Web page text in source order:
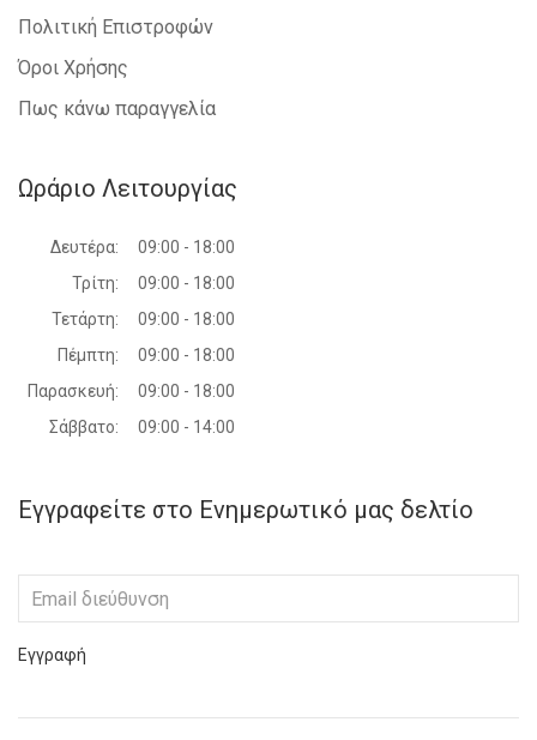
Πολιτική Επιστροφών
Όροι Χρήσης
Πως κάνω παραγγελία
Ωράριο Λειτουργίας
Δευτέρα:
09:00 - 18:00
Τρίτη:
09:00 - 18:00
Τετάρτη:
09:00 - 18:00
Πέμπτη:
09:00 - 18:00
Παρασκευή:
09:00 - 18:00
Σάββατο:
09:00 - 14:00
Εγγραφείτε στο Ενημερωτικό μας δελτίο
Εγγραφή